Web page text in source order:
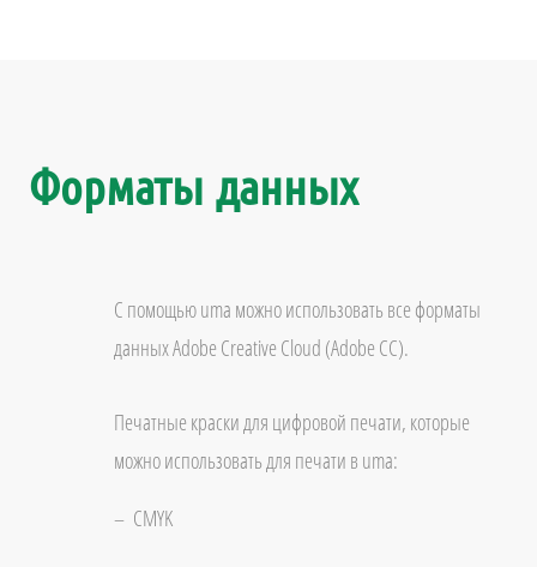
Форматы данных
С помощью uma можно использовать все форматы
данных Adobe Creative Cloud (Adobe CC).
Печатные краски для цифровой печати, которые
можно использовать для печати в uma:
CMYK